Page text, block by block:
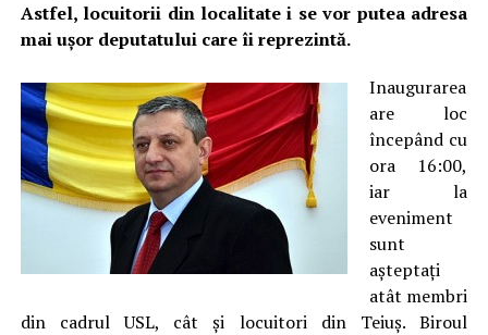
Astfel, locuitorii din localitate i se vor putea adresa
mai uşor deputatului care îi reprezintă.
Inaugurarea
are loc
începând cu
ora 16:00,
iar la
eveniment
sunt
aşteptaţi
atât membri
din cadrul USL, cât şi locuitori din Teiuş. Biroul